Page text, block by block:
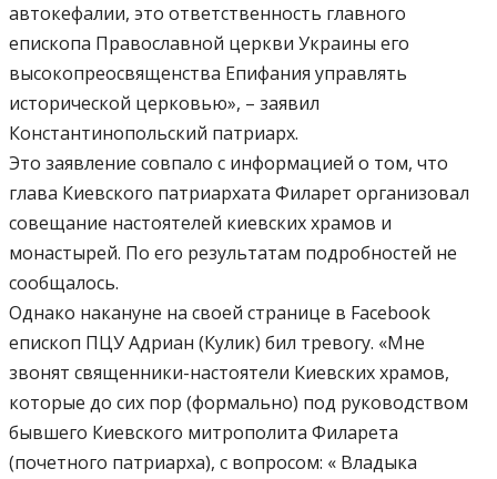
автокефалии, это ответственность главного
епископа Православной церкви Украины его
высокопреосвященства Епифания управлять
исторической церковью», – заявил
Константинопольский патриарх.
Это заявление совпало с информацией о том, что
глава Киевского патриархата Филарет организовал
совещание настоятелей киевских храмов и
монастырей. По его результатам подробностей не
сообщалось.
Однако накануне на своей странице в Facebook
епископ ПЦУ Адриан (Кулик) бил тревогу. «Мне
звонят священники-настоятели Киевских храмов,
которые до сих пор (формально) под руководством
бывшего Киевского митрополита Филарета
(почетного патриарха), с вопросом: « Владыка